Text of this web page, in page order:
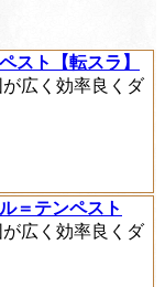
スト【転スラ】
が広く効率良くダ
＝テンペスト
が広く効率良くダ